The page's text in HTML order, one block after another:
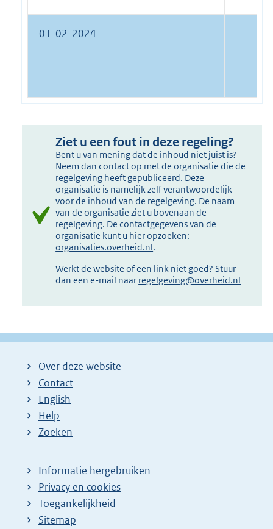
01-02-2024
Ziet u een fout in deze regeling?
Bent u van mening dat de inhoud niet juist is?
Neem dan contact op met de organisatie die de
regelgeving heeft gepubliceerd. Deze
organisatie is namelijk zelf verantwoordelijk
voor de inhoud van de regelgeving. De naam
van de organisatie ziet u bovenaan de
regelgeving. De contactgegevens van de
organisatie kunt u hier opzoeken:
organisaties.overheid.nl.
Werkt de website of een link niet goed? Stuur
dan een e-mail naar regelgeving@overheid.nl
Over deze website
Contact
English
Help
Zoeken
Informatie hergebruiken
Privacy en cookies
Toegankelijkheid
Sitemap